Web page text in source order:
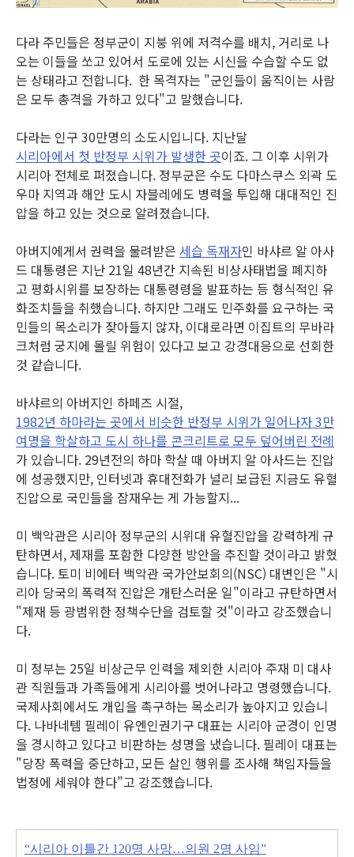
다라 주민들은 정부군이 지붕 위에 저격수를 배치, 거리로 나
오는 이들을 쏘고 있어서 도로에 있는 시신을 수습할 수도 없
는 상태라고 전합니다. 한 목격자는 "군인들이 움직이는 사람
은 모두 총격을 가하고 있다"고 말했습니다.
다라는 인구 30만명의 소도시입니다. 지난달
시리아에서 첫 반정부 시위가 발생한 곳이죠. 그 이후 시위가
시리아 전체로 퍼졌습니다. 정부군은 수도 다마스쿠스 외곽 도
우마 지역과 해안 도시 자블레에도 병력을 투입해 대대적인 진
압을 하고 있는 것으로 알려졌습니다.
아버지에게서 권력을 물려받은 세습 독재자인 바샤르 알 아사
드 대통령은 지난 21일 48년간 지속된 비상사태법을 폐지하
고 평화시위를 보장하는 대통령령을 발표하는 등 형식적인 유
화조치들을 취했습니다. 하지만 그래도 민주화를 요구하는 국
민들의 목소리가 잦아들지 않자, 이대로라면 이집트의 무바라
크처럼 궁지에 몰릴 위험이 있다고 보고 강경대응으로 선회한
것 같습니다.
바샤르의 아버지인 하페즈 시절,
1982년 하마라는 곳에서 비슷한 반정부 시위가 일어나자 3만
여명을 학살하고 도시 하나를 콘크리트로 모두 덮어버린 전례
가 있습니다. 29년전의 하마 학살 때 아버지 알 아사드는 진압
에 성공했지만, 인터넷과 휴대전화가 널리 보급된 지금도 유혈
진압으로 국민들을 잠재우는 게 가능할지...
미 백악관은 시리아 정부군의 시위대 유혈진압을 강력하게 규
탄하면서, 제재를 포함한 다양한 방안을 추진할 것이라고 밝혔
습니다. 토미 비에터 백악관 국가안보회의(NSC) 대변인은 "시
리아 당국의 폭력적 진압은 개탄스러운 일"이라고 규탄하면서
"제재 등 광범위한 정책수단을 검토할 것"이라고 강조했습니
다.
미 정부는 25일 비상근무 인력을 제외한 시리아 주재 미 대사
관 직원들과 가족들에게 시리아를 벗어나라고 명령했습니다.
국제사회에서도 개입을 촉구하는 목소리가 높아지고 있습니
다. 나바네템 필레이 유엔인권기구 대표는 시리아 군경이 인명
을 경시하고 있다고 비판하는 성명을 냈습니다. 필레이 대표는
"당장 폭력을 중단하고, 모든 살인 행위를 조사해 책임자들을
법정에 세워야 한다”고 강조했습니다.
“시리아 이틀간 120명 사망…의원 2명 사임”